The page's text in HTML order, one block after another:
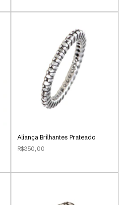
Aliança Brilhantes Prateado
R$350,00